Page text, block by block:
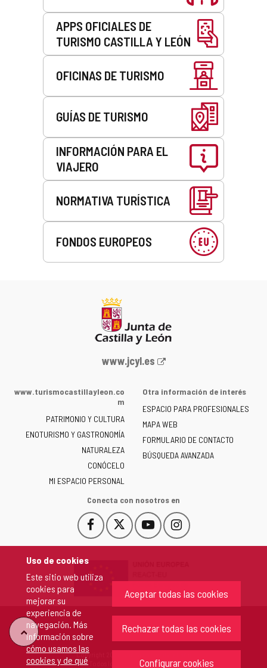
Uso de cookies
Este sitio web utiliza
cookies para
mejorar su
experiencia de
navegación. Más
información sobre
cómo usamos las
cookies y de qué
Aceptar todas las cookies
Rechazar todas las cookies
Configurar cookies
APPS OFICIALES DE
TURISMO CASTILLA Y LEÓN
OFICINAS DE TURISMO
GUÍAS DE TURISMO
INFORMACIÓN PARA EL
VIAJERO
NORMATIVA TURÍSTICA
FONDOS EUROPEOS
Portal
la
de
Castilla
y
León
-
www.jcyl.es
www.turismocastillayleon.co
m
PATRIMONIO Y CULTURA
ENOTURISMO Y GASTRONOMÍA
NATURALEZA
CONÓCELO
MI ESPACIO PERSONAL
Otra información de interés
ESPACIO PARA PROFESIONALES
MAPA WEB
FORMULARIO DE CONTACTO
BÚSQUEDA AVANZADA
Conecta con nosotros en
Facebook
Este
enlace
en
nueva.
Este
enlace
una
ventana
nueva.
YouTube
Este
enlace
una
ventana
nueva.
Instagram
Este
enlace
una
ventana
nueva.
"Volver
arriba"
Copyright 2026 - Junta de Castilla y León
Todos los derechos reservados.